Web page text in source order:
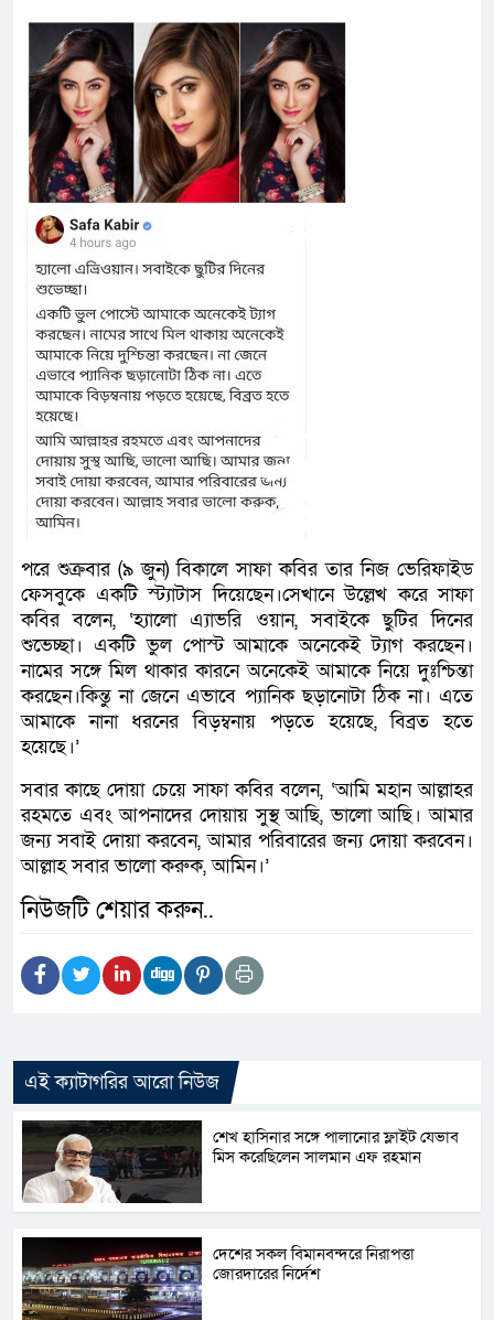
পরে শুক্রবার (৯ জুন) বিকালে সাফা কবির তার নিজ ভেরিফাইড
ফেসবুকে একটি স্ট্যাটাস দিয়েছেন।সেখানে উল্লেখ করে সাফা
কবির বলেন, ‘হ্যালো এ্যাভরি ওয়ান, সবাইকে ছুটির দিনের
শুভেচ্ছা। একটি ভুল পোস্ট আমাকে অনেকেই ট্যাগ করছেন।
নামের সঙ্গে মিল থাকার কারনে অনেকেই আমাকে নিয়ে দুঃশ্চিন্তা
করছেন।কিন্তু না জেনে এভাবে প্যানিক ছড়ানোটা ঠিক না। এতে
আমাকে নানা ধরনের বিড়ম্বনায় পড়তে হয়েছে, বিব্রত হতে
হয়েছে।’
সবার কাছে দোয়া চেয়ে সাফা কবির বলেন, ‘আমি মহান আল্লাহর
রহমতে এবং আপনাদের দোয়ায় সুস্থ আছি, ভালো আছি। আমার
জন্য সবাই দোয়া করবেন, আমার পরিবারের জন্য দোয়া করবেন।
আল্লাহ সবার ভালো করুক, আমিন।’
নিউজটি শেয়ার করুন..
এই ক্যাটাগরির আরো নিউজ
শেখ হাসিনার সঙ্গে পালানোর ফ্লাইট যেভাব
মিস করেছিলেন সালমান এফ রহমান
দেশের সকল বিমানবন্দরে নিরাপত্তা
জোরদারের নির্দেশ